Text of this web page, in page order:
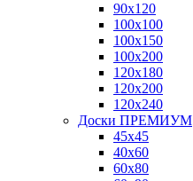
90x120
100x100
100x150
100x200
120x180
120x200
120x240
Доски ПРЕМИУМ
45x45
40x60
60x80